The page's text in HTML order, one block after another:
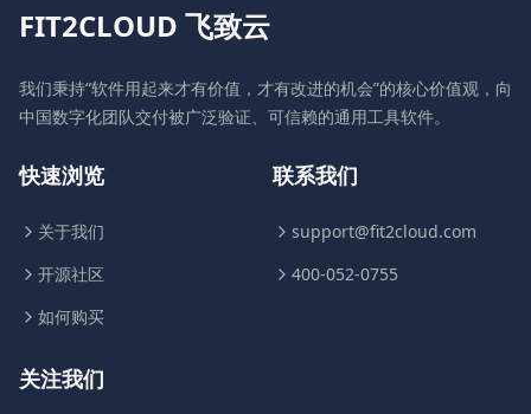
FIT2CLOUD 飞致云
我们秉持“软件用起来才有价值，才有改进的机会”的核心价值观，向
中国数字化团队交付被广泛验证、可信赖的通用工具软件。
快速浏览
关于我们
开源社区
如何购买
联系我们
support@fit2cloud.com
400-052-0755
关注我们